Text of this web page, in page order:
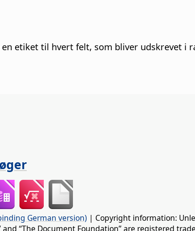
etiket til hvert felt, som bliver udskrevet i
German version) | Copyright information:
and “The Document Foundation” are registered